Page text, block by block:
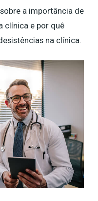
a importância de
clínica e por quê
na clínica.